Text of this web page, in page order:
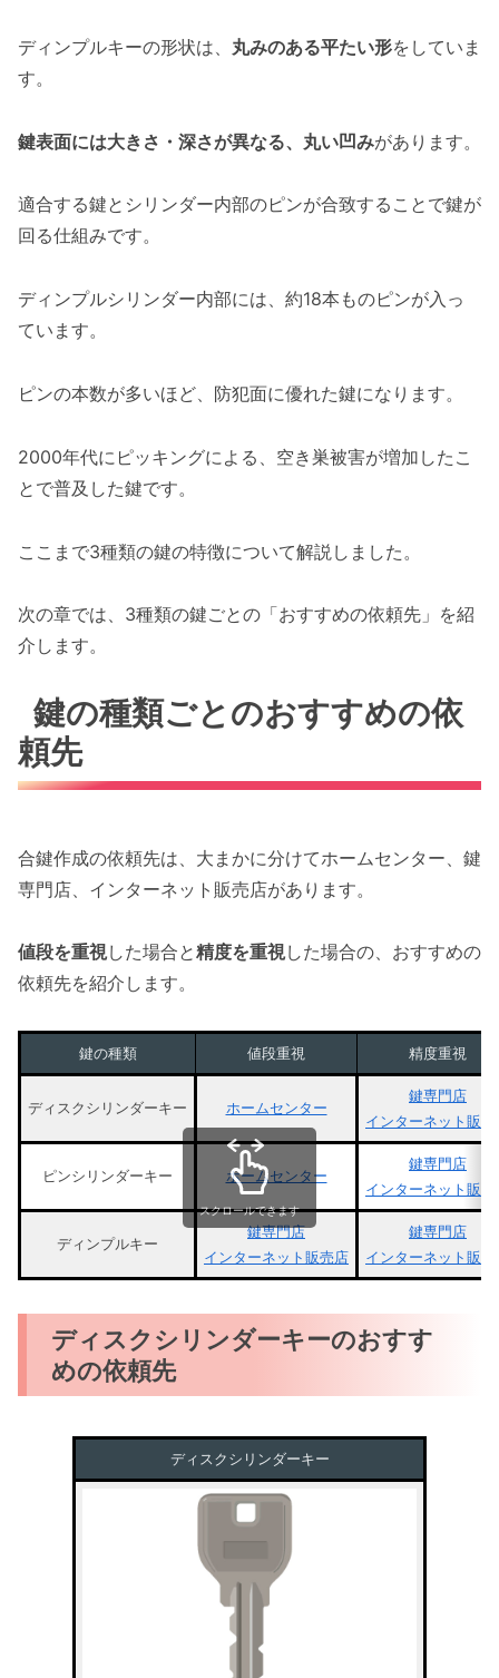
ディンプルキーの形状は、 丸みのある平たい形をしていま
す。
鍵表面には大きさ・深さが異なる、丸い凹みがあります。
適合する鍵とシリンダー内部のピンが合致することで鍵が
回る仕組みです。
ディンプルシリンダー内部には、約18本ものピンが入っ
ています。
ピンの本数が多いほど、防犯面に優れた鍵になります。
2000年代にピッキングによる、空き巣被害が増加したこ
とで普及した鍵です。
ここまで3種類の鍵の特徴について解説しました。
次の章では、3種類の鍵ごとの「おすすめの依頼先」を紹
介します。
鍵の種類ごとのおすすめの依
頼先
合鍵作成の依頼先は、大まかに分けてホームセンター、鍵
専門店、インターネット販売店があります。
値段を重視した場合と精度を重視した場合の、おすすめの
依頼先を紹介します。
鍵の種類 値段重視 精度重視
ディスクシリンダーキー ホームセンター
鍵専門店
インターネット販売
ピンシリンダーキー ホームセンター
鍵専門店
インターネット販売
ディンプルキー
鍵専門店
インターネット販売店
鍵専門店
インターネット販売
スクロールできます
ディスクシリンダーキーのおすす
めの依頼先
ディスクシリンダーキー